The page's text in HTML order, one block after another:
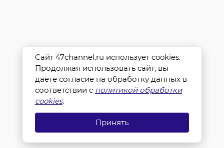
Сайт 47channel.ru использует cookies.
Продолжая использовать сайт, вы
даете согласие на обработку данных в
соответствии с политикой обработки
cookies.
Принять